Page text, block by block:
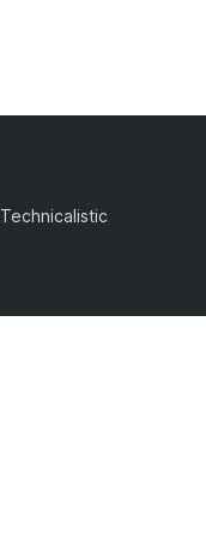
Technicalistic